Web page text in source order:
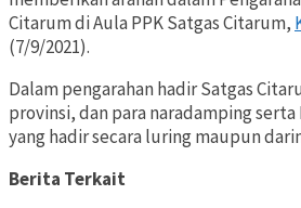
Citarum di Aula PPK Satgas Citarum,
(7/9/2021).
Dalam pengarahan hadir Satgas
provinsi, dan para naradamping
yang hadir secara luring maupun
Berita Terkait